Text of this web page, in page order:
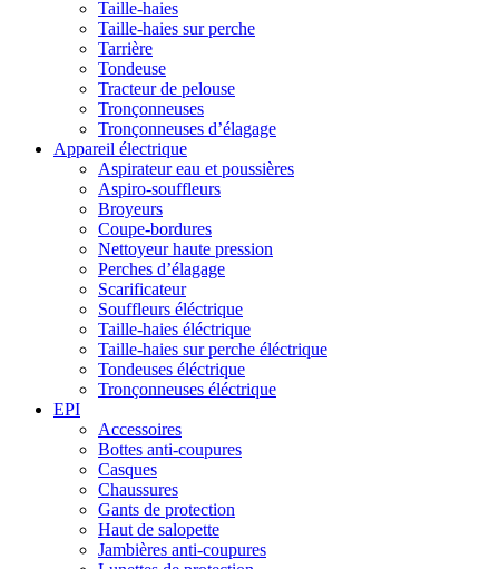
Taille-haies
Taille-haies sur perche
Tarrière
Tondeuse
Tracteur de pelouse
Tronçonneuses
Tronçonneuses d’élagage
Appareil électrique
Aspirateur eau et poussières
Aspiro-souffleurs
Broyeurs
Coupe-bordures
Nettoyeur haute pression
Perches d’élagage
Scarificateur
Souffleurs éléctrique
Taille-haies éléctrique
Taille-haies sur perche éléctrique
Tondeuses éléctrique
Tronçonneuses éléctrique
EPI
Accessoires
Bottes anti-coupures
Casques
Chaussures
Gants de protection
Haut de salopette
Jambières anti-coupures